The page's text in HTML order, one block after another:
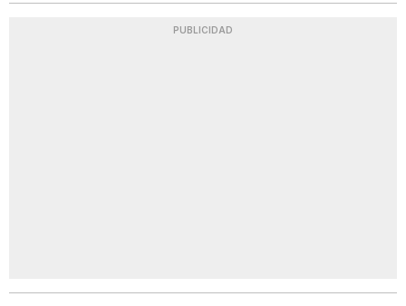
PUBLICIDAD